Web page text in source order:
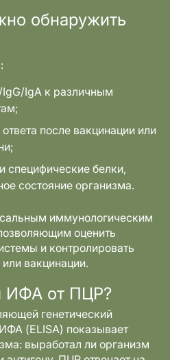
обнаружить
IgG/IgA к различным
после вакцинации или
специфические белки,
состояние организма.
иммунологическим
оценить
и контролировать
вакцинации.
ИФА от ПЦР?
генетический
(ELISA) показывает
выработал ли организм